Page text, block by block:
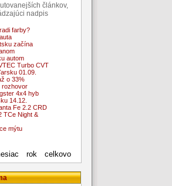
článkov,
nadpis
farby?
začína
autom
Turbo CVT
01.09.
o 33%
rozhovor
4x4 hyb
14.12.
Fe 2.2 CRD
TCe Night &
mýtu
rok celkovo